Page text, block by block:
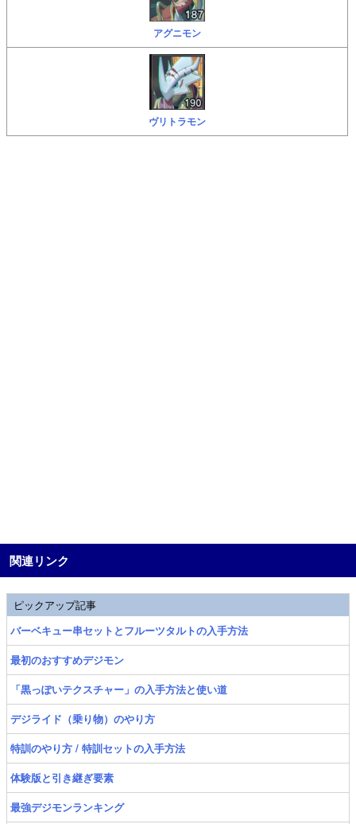
アグニモン
ヴリトラモン
関連リンク
ピックアップ記事
バーベキュー串セットとフルーツタルトの入手方法
最初のおすすめデジモン
「黒っぽいテクスチャー」の入手方法と使い道
デジライド（乗り物）のやり方
特訓のやり方 / 特訓セットの入手方法
体験版と引き継ぎ要素
最強デジモンランキング